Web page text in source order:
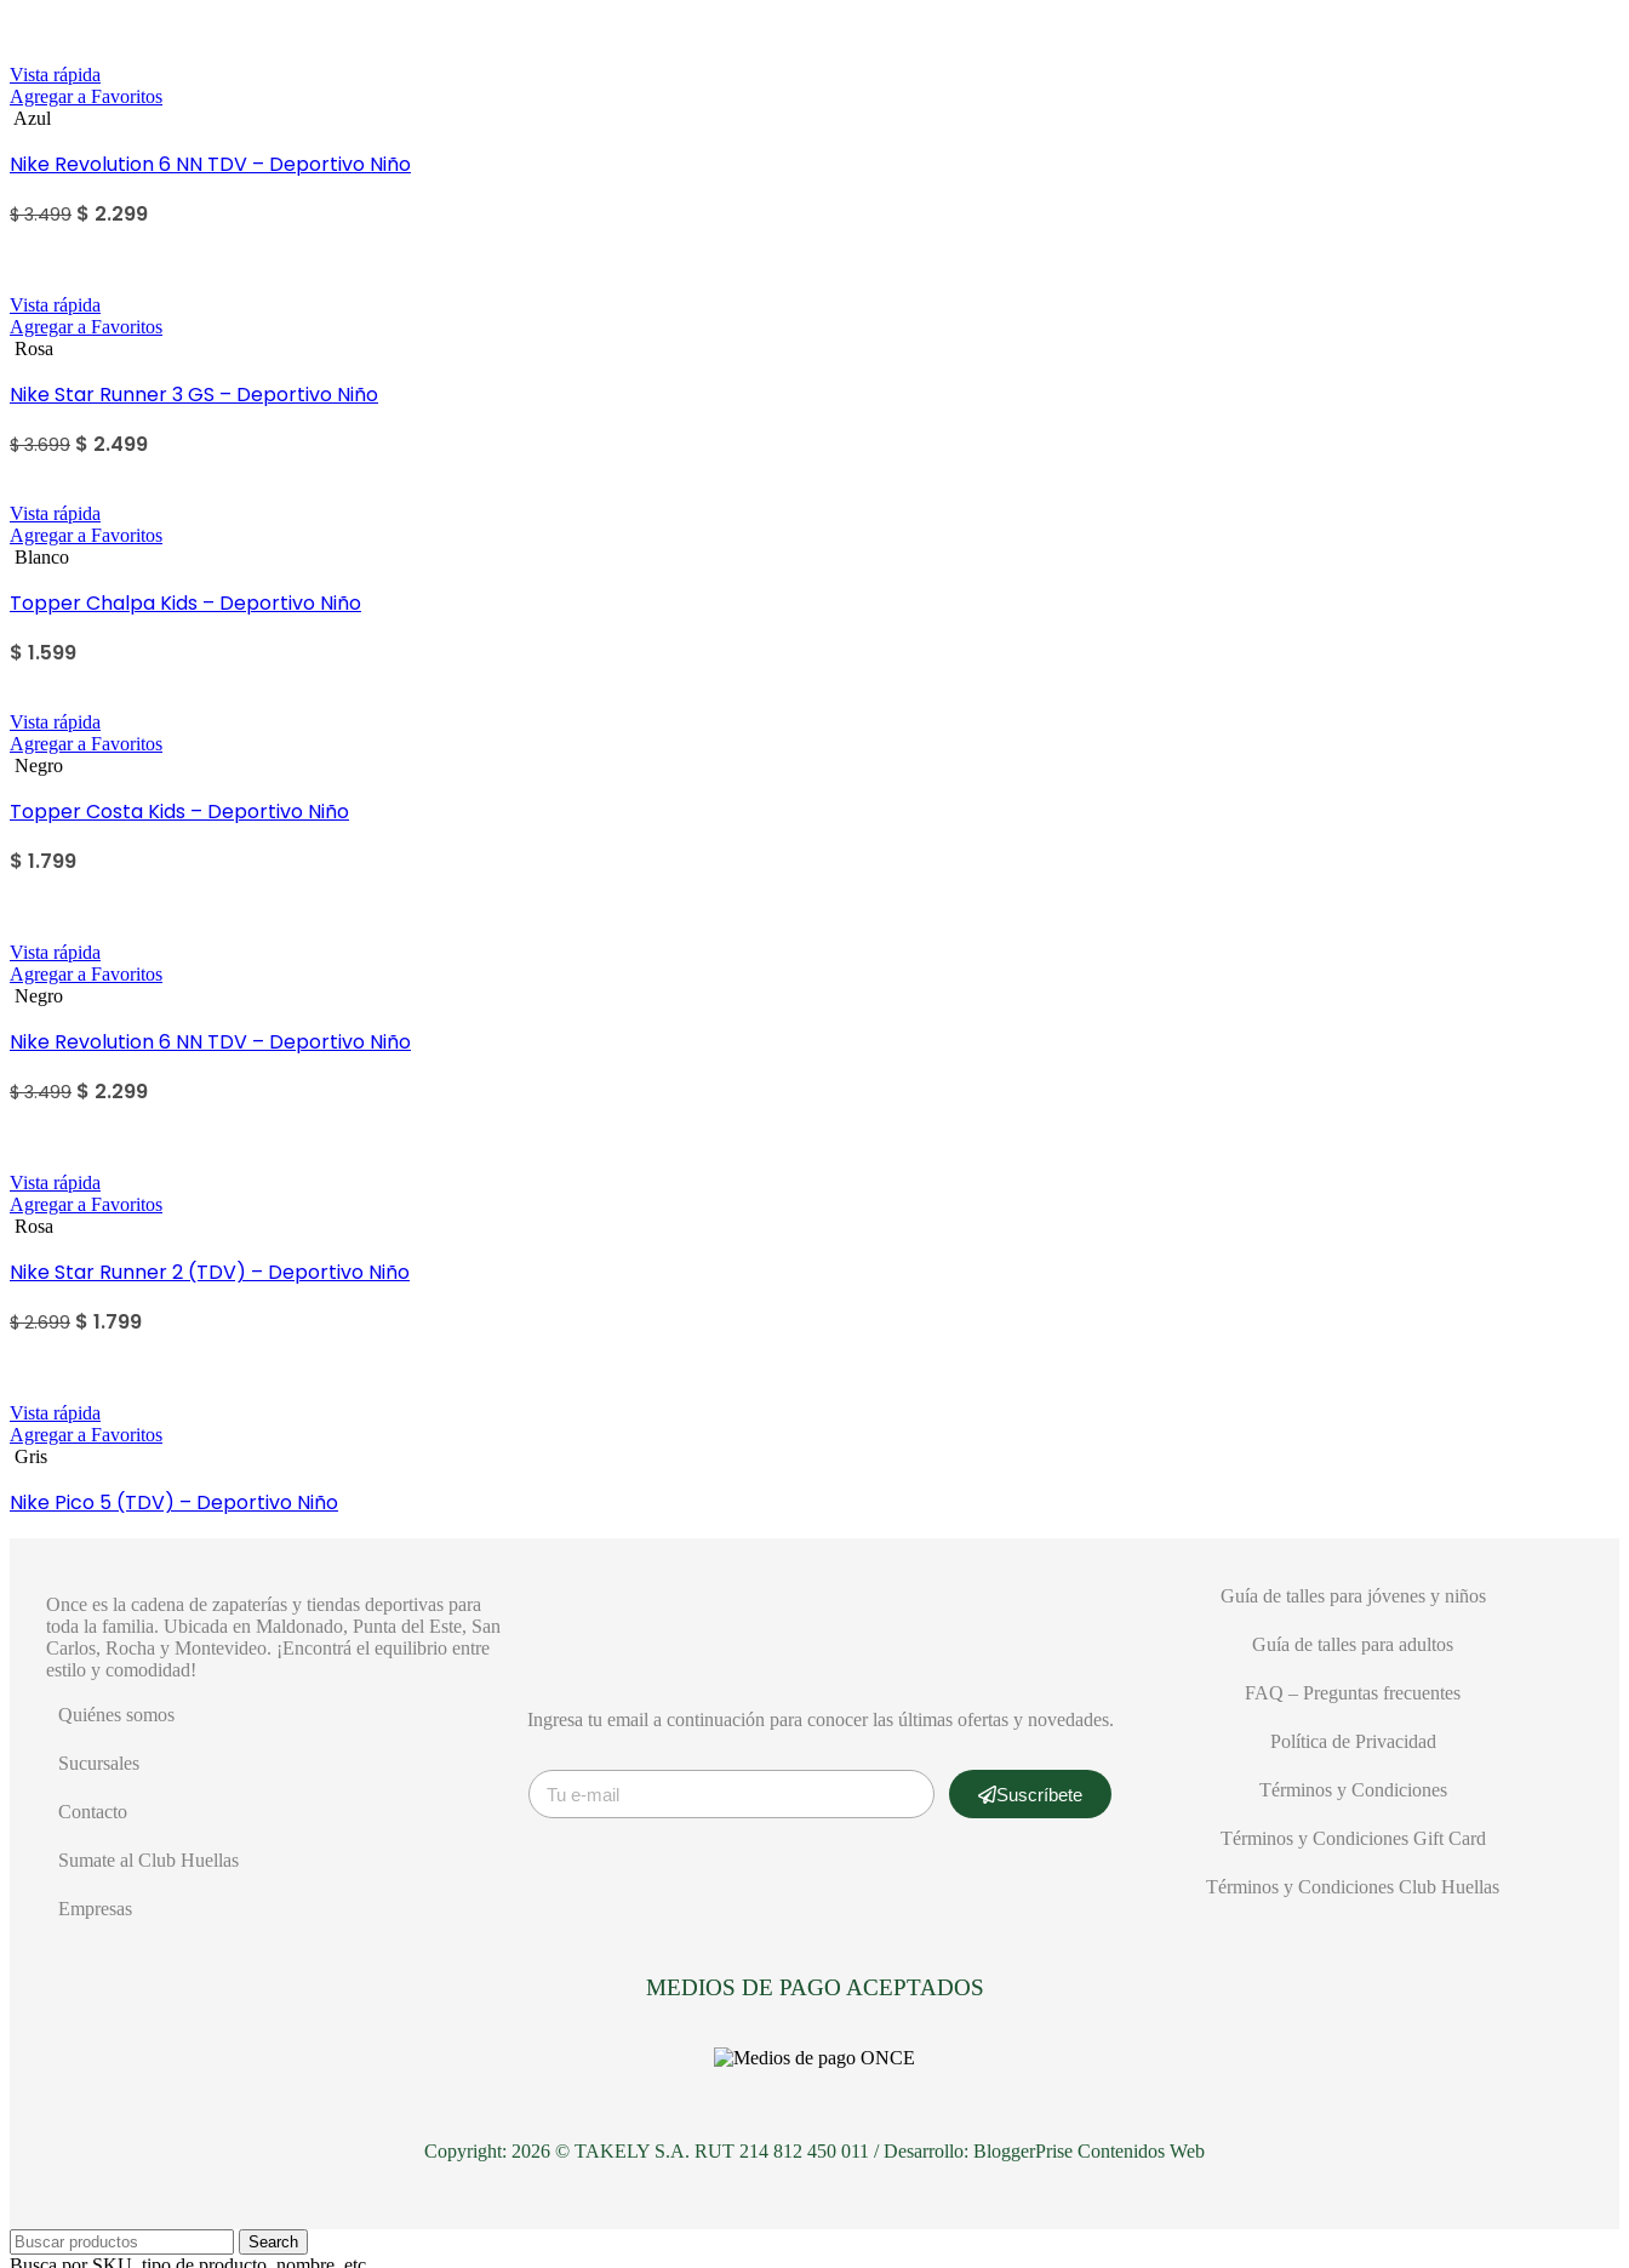
Vista rápida
Agregar a Favoritos
Azul
Nike Revolution 6 NN TDV – Deportivo Niño
$3.499 $ 2.299
Vista rápida
Agregar a Favoritos
Rosa
Nike Star Runner 3 GS – Deportivo Niño
$3.699 $ 2.499
Vista rápida
Agregar a Favoritos
Blanco
Topper Chalpa Kids – Deportivo Niño
$ 1.599
Vista rápida
Agregar a Favoritos
Negro
Topper Costa Kids – Deportivo Niño
$ 1.799
Vista rápida
Agregar a Favoritos
Negro
Nike Revolution 6 NN TDV – Deportivo Niño
$3.499 $ 2.299
Vista rápida
Agregar a Favoritos
Rosa
Nike Star Runner 2 (TDV) – Deportivo Niño
$2.699 $ 1.799
Vista rápida
Agregar a Favoritos
Gris
Nike Pico 5 (TDV) – Deportivo Niño
Once es la cadena de zapaterías y tiendas deportivas para
toda la familia. Ubicada en Maldonado, Punta del Este, San
Carlos, Rocha y Montevideo. ¡Encontrá el equilibrio entre
estilo y comodidad!
Quiénes somos
Sucursales
Contacto
Sumate al Club Huellas
Empresas
Ingresa tu email a continuación para conocer las últimas ofertas y novedades.
Suscríbete
Guía de talles para jóvenes y niños
Guía de talles para adultos
FAQ – Preguntas frecuentes
Política de Privacidad
Términos y Condiciones
Términos y Condiciones Gift Card
Términos y Condiciones Club Huellas
MEDIOS DE PAGO ACEPTADOS
Copyright: 2026 © TAKELY S.A. RUT 214 812 450 011 / Desarrollo: BloggerPrise Contenidos Web
Search